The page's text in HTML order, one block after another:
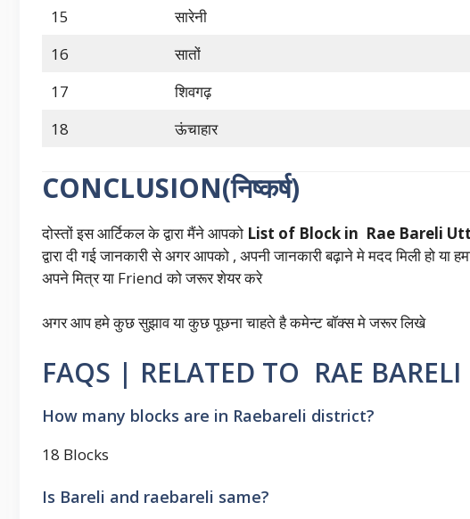
15
सारेनी
16
सातों
17
शिवगढ़
18
ऊंचाहार
CONCLUSION(निष्कर्ष)
दोस्तों इस आर्टिकल के द्वारा मैंने आपको List of Block in Rae Bareli
द्वारा दी गई जानकारी से अगर आपको , अपनी जानकारी बढ़ाने मे मदद मिली हो या
अपने मित्र या Friend को जरूर शेयर करे
अगर आप हमे कुछ सुझाव या कुछ पूछना चाहते है कमेन्ट बॉक्स मे जरूर लिखे
FAQS | RELATED TO RAE
How many blocks are in Raebareli district?
18 Blocks
Is Bareli and raebareli same?